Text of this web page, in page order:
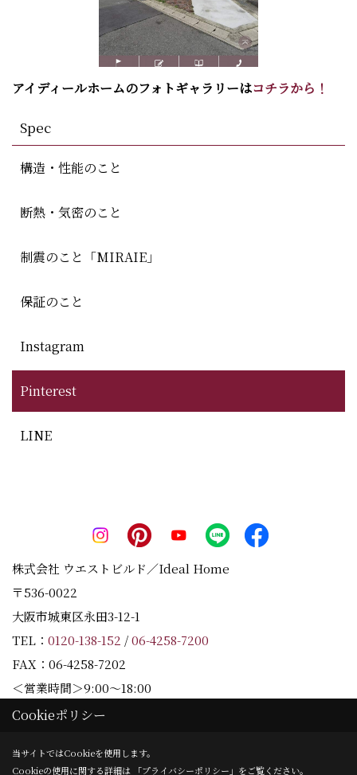
アイディールホームのフォトギャラリーはコチラから！
Spec
構造・性能のこと
断熱・気密のこと
制震のこと「MIRAIE」
保証のこと
Instagram
Pinterest
LINE
株式会社 ウエストビルド／Ideal Home
〒536-0022
大阪市城東区永田3-12-1
TEL： 0120-138-152 /06-4258-7200
FAX：06-4258-7202
＜営業時間＞9:00～18:00
＜定休日＞水曜日
Cookieポリシー
当サイトではCookieを使用します。
Cookieの使用に関する詳細は 「プライバシーポリシー 」をご覧ください。